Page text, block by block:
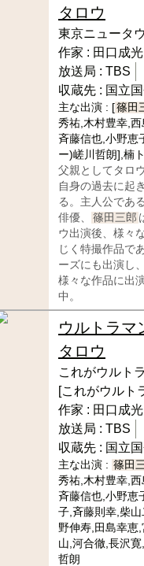
タロウ
東京ニュータ
作家 : 田口成光
放送局 : TBS
収蔵先 : 国立
主な出演 : [篠田
秀祐,木村豊幸,
斉藤信也,小野恵
ー)嵯川哲朗],楠
父親としてタロ
自身の過去に起
る。主人公であ
俳優、
篠田三郎
ウ出演後、様々
じく特撮作品で
ーズにも出演し
様々な作品に出
中。
ウルトラマ
タロウ
これがウルト
[これがウルト
作家 : 田口成光
放送局 : TBS
収蔵先 : 国立
主な出演 : 篠田
秀祐,木村豊幸,
斉藤信也,小野恵
子,斉藤則幸,柴
野伸寿,田島幸恵
山,河合徹,長沢
哲朗